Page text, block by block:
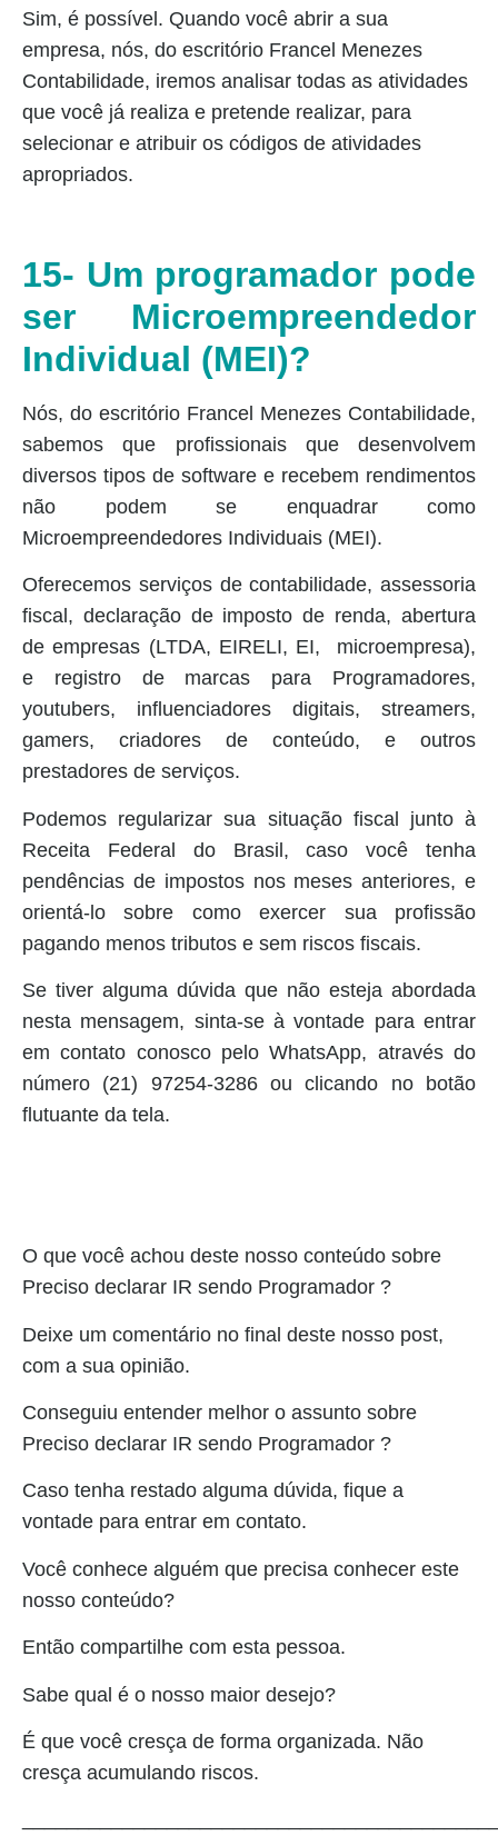
Sim, é possível. Quando você abrir a sua
empresa, nós, do escritório Francel Menezes
Contabilidade, iremos analisar todas as atividades
que você já realiza e pretende realizar, para
selecionar e atribuir os códigos de atividades
apropriados.
15- Um programador pode
ser Microempreendedor
Individual (MEI)?
Nós, do escritório Francel Menezes Contabilidade,
sabemos que profissionais que desenvolvem
diversos tipos de software e recebem rendimentos
não podem se enquadrar como
Microempreendedores Individuais (MEI).
Oferecemos serviços de contabilidade, assessoria
fiscal, declaração de imposto de renda, abertura
de empresas (LTDA, EIRELI, EI, microempresa),
e registro de marcas para Programadores,
youtubers, influenciadores digitais, streamers,
gamers, criadores de conteúdo, e outros
prestadores de serviços.
Podemos regularizar sua situação fiscal junto à
Receita Federal do Brasil, caso você tenha
pendências de impostos nos meses anteriores, e
orientá-lo sobre como exercer sua profissão
pagando menos tributos e sem riscos fiscais.
Se tiver alguma dúvida que não esteja abordada
nesta mensagem, sinta-se à vontade para entrar
em contato conosco pelo WhatsApp, através do
número (21) 97254-3286 ou clicando no botão
flutuante da tela.
O que você achou deste nosso conteúdo sobre
Preciso declarar IR sendo Programador ?
Deixe um comentário no final deste nosso post,
com a sua opinião.
Conseguiu entender melhor o assunto sobre
Preciso declarar IR sendo Programador ?
Caso tenha restado alguma dúvida, fique a
vontade para entrar em contato.
Você conhece alguém que precisa conhecer este
nosso conteúdo?
Então compartilhe com esta pessoa.
Sabe qual é o nosso maior desejo?
É que você cresça de forma organizada. Não
cresça acumulando riscos.